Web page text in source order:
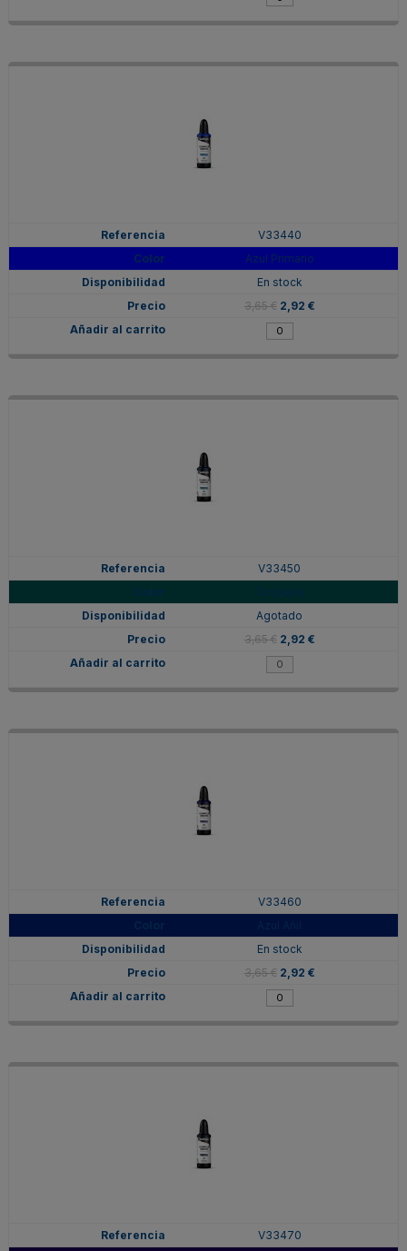
V33440
Azul Primario
En stock
3,65 € 2,92 €
V33450
Turquesa
Agotado
3,65 € 2,92 €
V33460
En stock
3,65 € 2,92 €
V33470